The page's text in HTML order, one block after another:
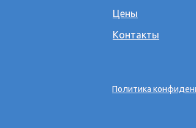
Политика
Цены
Контакты